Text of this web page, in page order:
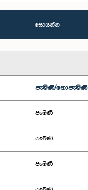
සොයන්න
පැමිණි/නොපැමිණි
පැමිණි
පැමිණි
පැමිණි